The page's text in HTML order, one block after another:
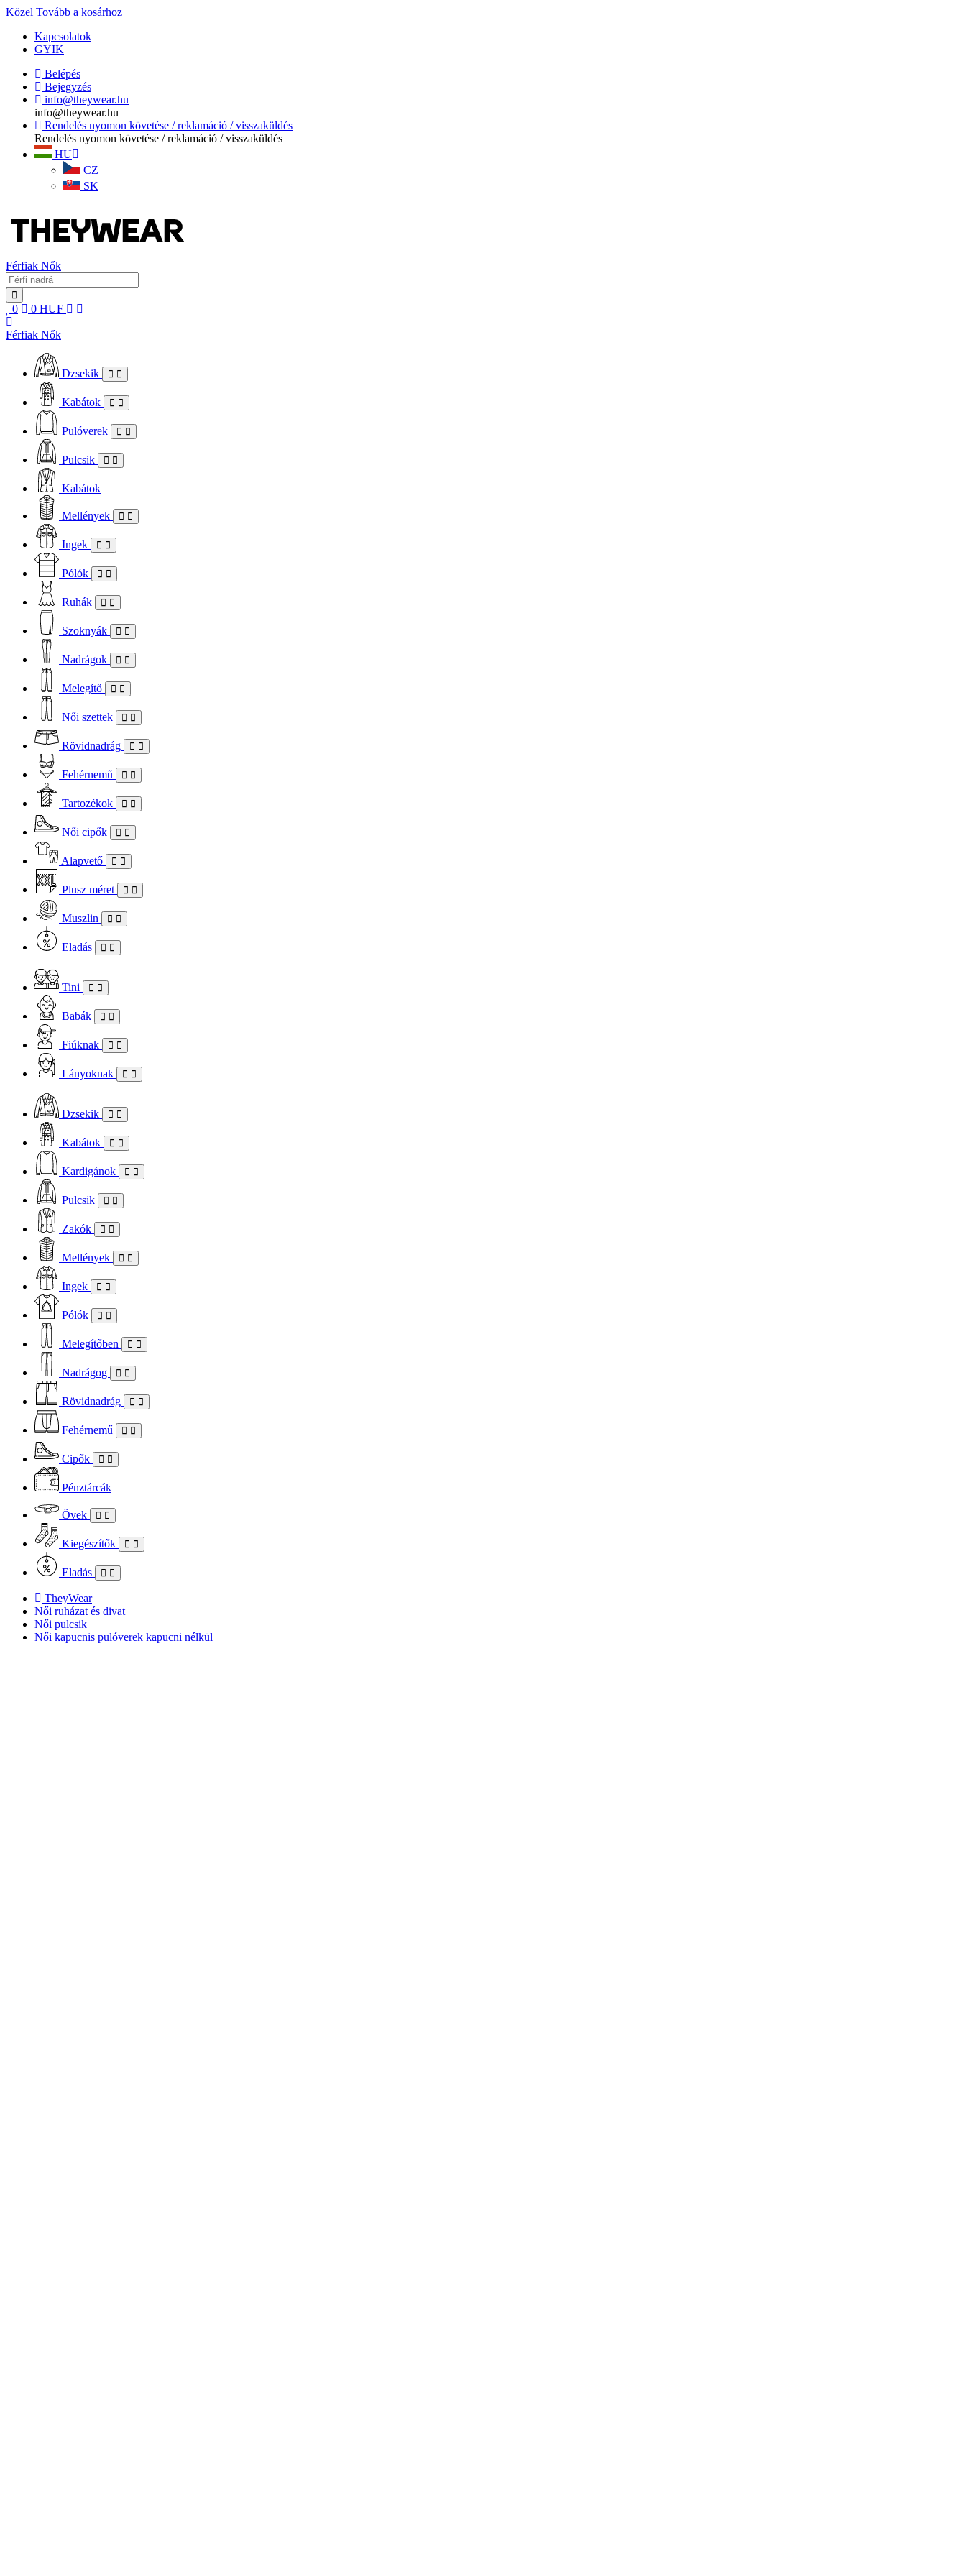
Közel Tovább a kosárhoz
Kapcsolatok
GYIK
Belépés
Bejegyzés
info@theywear.hu
info@theywear.hu
Rendelés nyomon követése / reklamáció / visszaküldés
Rendelés nyomon követése / reklamáció / visszaküldés
HU
CZ
SK
Férfiak Nők
0 0 HUF
Férfiak Nők
Dzsekik
Kabátok
Pulóverek
Pulcsik
Kabátok
Mellények
Ingek
Pólók
Ruhák
Szoknyák
Nadrágok
Melegítő
Női szettek
Rövidnadrág
Fehérnemű
Tartozékok
Női cipők
Alapvető
Plusz méret
Muszlin
Eladás
Tini
Babák
Fiúknak
Lányoknak
Dzsekik
Kabátok
Kardigánok
Pulcsik
Zakók
Mellények
Ingek
Pólók
Melegítőben
Nadrágog
Rövidnadrág
Fehérnemű
Cipők
Pénztárcák
Övek
Kiegészítők
Eladás
TheyWear
Női ruházat és divat
Női pulcsik
Női kapucnis pulóverek kapucni nélkül